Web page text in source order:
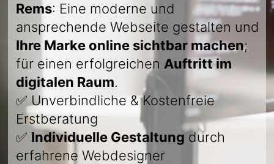
Rems: Eine moderne und
ansprechende Webseite gestalten und
Ihre Marke online sichtbar machen;
für einen erfolgreichen Auftritt im
digitalen Raum.
✅ Unverbindliche & Kostenfreie
Erstberatung
✅ Individuelle Gestaltung durch
erfahrene Webdesigner